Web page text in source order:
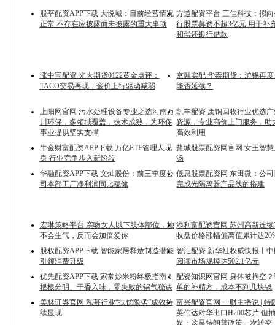
股莘配资APP下载 大悦城：目前经营情况
正常 不存在应披露而未披露的重大事项
方道配资平台 三佳科技：拟
行股票募资不超3亿元 用于补
和偿还银行借款
涨中宝配资 光大期货0122黄金点评：
TACO交易再现，金价上行驱动减弱
京融实配 华泰期货：沪锡再
能否延续？
上阳网官网 污水处理设备专业之选河南万
川环保，多领域覆盖，技术成熟，为环保
事业提供坚实支撑
凯丰配资 废铜回收行业优选
资源，专业高价上门服务，助
高效利用
牛金财富配资APP下载 万亿ETF管理人现
身 行业竞争步入新阶段
盐城股票配资网官网 女王智
汤
华融配资APP下载 文灿股份：前三季度公
司本部工厂净利润同比稳健
低息股票配资网 东田微：公
完成光隔离器产品线的搭建
宏琳策略平台 亲吻女人以下肢体部位，她
不会生气，反而会加倍爱你
添利富配资官网 苏州高新连
收盘价格涨幅偏离值累计达
股权配资APP下载 智能家居释放制造潜能
引领消费升级
智汇配资 新华社权威快报丨
阅读市场规模达502.1亿元
优先配资APP下载 家常炒米粉终极指南！
根根分明、干香入味，零失败的锅气秘诀
配资知识网官网 身体被掏空
单的补精方，成本不到几块钱
美林证券官网 私募行业“扶优限劣”成效持
续显现
富兴配资官网 一财主播说 | 特
英伟达对华出口H200芯片 但
媒：这是特朗普政策一次转变